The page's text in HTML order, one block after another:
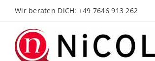
Zum
springen
Wir beraten DiCH: +49 7646 913 262